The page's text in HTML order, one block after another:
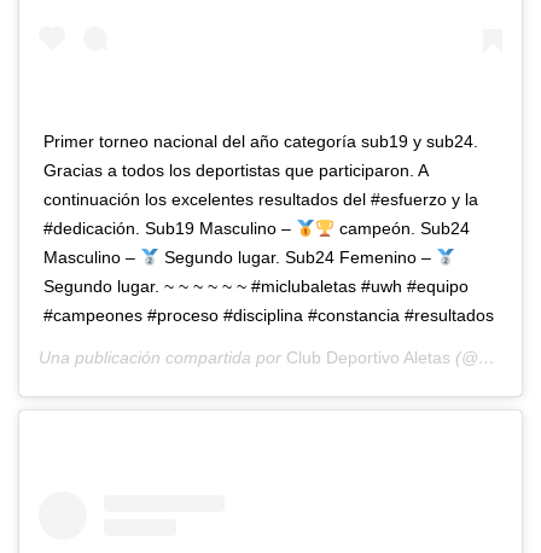
Primer torneo nacional del año categoría sub19 y sub24.
Gracias a todos los deportistas que participaron. A
continuación los excelentes resultados del #esfuerzo y la
#dedicación. Sub19 Masculino –
campeón. Sub24
Masculino –
Segundo lugar. Sub24 Femenino –
Segundo lugar. ~ ~ ~ ~ ~ ~ #miclubaletas #uwh #equipo
#campeones #proceso #disciplina #constancia #resultados
Una publicación compartida por Club Deportivo Aletas (@aletasuwh) el